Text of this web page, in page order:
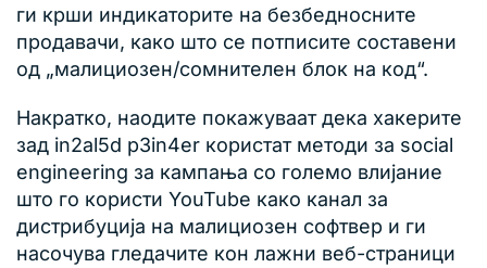
ги крши индикаторите на безбедносните
продавачи, како што се потписите составени
од „малициозен/сомнителен блок на код“.
Накратко, наодите покажуваат дека хакерите
зад in2al5d p3in4er користат методи за social
engineering за кампања со големо влијание
што го користи YouTube како канал за
дистрибуција на малициозен софтвер и ги
насочува гледачите кон лажни веб-страници